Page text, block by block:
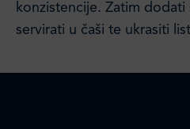
konzistencije. Zatim
servirati u čaši te ukrasiti